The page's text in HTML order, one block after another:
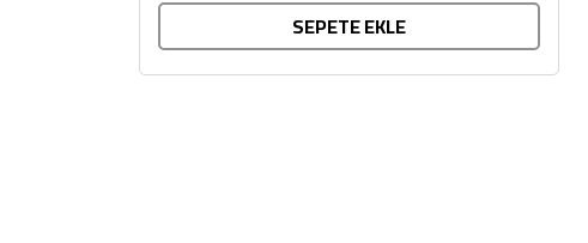
SEPETE EKLE